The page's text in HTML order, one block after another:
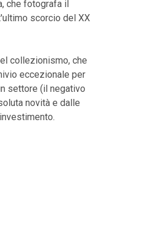
che fotografa il
scorcio del XX
collezionismo, che
eccezionale per
settore (il negativo
novità e dalle